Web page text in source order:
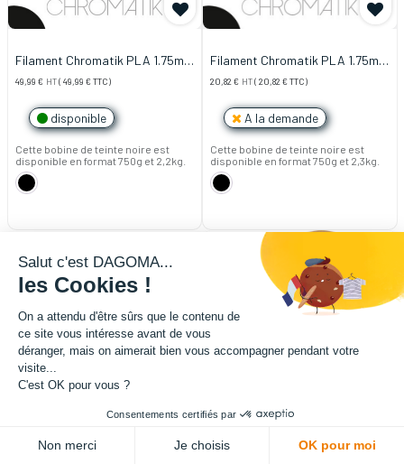
Filament Chromatik PLA 1.75mm
- Noir (2,2kg)
49,99 € HT( 49,99 €TTC)
disponible
Cette bobine de teinte noire est
disponible en format 750g et 2,2kg.
Filament Chromatik PLA 1.75mm
- Noir (750g)
20,82 € HT( 20,82 €TTC)
A la demande
Cette bobine de teinte noire est
disponible en format 750g et 2,3kg.
Filament Filo 3D PLA 1.75mm - Filament PolyLite PETG 1,75mm
Salut c'est DAGOMA...
les Cookies !
On a attendu d'être sûrs que le contenu de
ce site vous intéresse avant de vous
déranger, mais on aimerait bien vous accompagner pendant votre
visite...
C'est OK pour vous ?
Consentements certifiés par
Non merci Je choisis OK pour moi